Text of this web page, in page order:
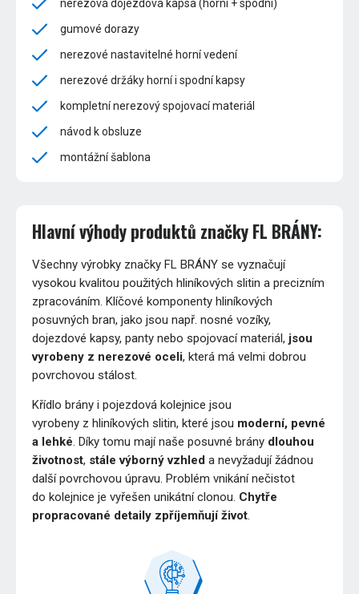
nerezová dojezdová kapsa (horní + spodní)
gumové dorazy
nerezové nastavitelné horní vedení
nerezové držáky horní i spodní kapsy
kompletní nerezový spojovací materiál
návod k obsluze
montážní šablona
Hlavní výhody produktů značky FL BRÁNY:
Všechny výrobky značky FL BRÁNY se vyznačují
vysokou kvalitou použitých hliníkových slitin a precizním
zpracováním. Klíčové komponenty hliníkových
posuvných bran, jako jsou např. nosné vozíky,
dojezdové kapsy, panty nebo spojovací materiál, jsou
vyrobeny z nerezové oceli, která má velmi dobrou
povrchovou stálost.
Křídlo brány i pojezdová kolejnice jsou
vyrobeny z hliníkových slitin, které jsou moderní, pevné
a lehké. Díky tomu mají naše posuvné brány dlouhou
životnost, stále výborný vzhled a nevyžadují žádnou
další povrchovou úpravu. Problém vnikání nečistot
do kolejnice je vyřešen unikátní clonou. Chytře
propracované detaily zpříjemňují život.